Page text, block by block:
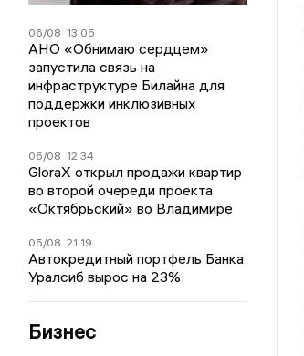
06/08 13:05
АНО «Обнимаю сердцем»
запустила связь на
инфраструктуре Билайна для
поддержки инклюзивных
проектов
06/08 12:34
GloraX открыл продажи квартир
во второй очереди проекта
«Октябрьский» во Владимире
05/08 21:19
Автокредитный портфель Банка
Уралсиб вырос на 23%
Бизнес